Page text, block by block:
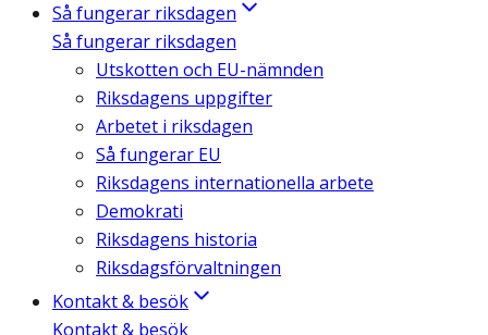
Så fungerar riksdagen
Så fungerar riksdagen
Utskotten och EU-nämnden
Riksdagens uppgifter
Arbetet i riksdagen
Så fungerar EU
Riksdagens internationella arbete
Demokrati
Riksdagens historia
Riksdagsförvaltningen
Kontakt & besök
Kontakt & besök